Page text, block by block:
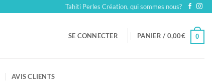
Tahiti Perles Création, qui sommes nous?
SE CONNECTER PANIER / 0,00€ 0
AVIS CLIENTS